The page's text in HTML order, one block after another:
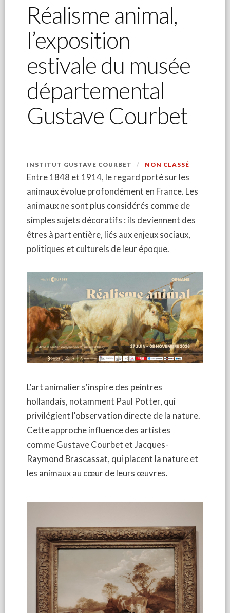
Réalisme animal,
l’exposition
estivale du musée
départemental
Gustave Courbet
INSTITUT GUSTAVE COURBET NON CLASSÉ
Entre 1848 et 1914, le regard porté sur les
animaux évolue profondément en France. Les
animaux ne sont plus considérés comme de
simples sujets décoratifs : ils deviennent des
êtres à part entière, liés aux enjeux sociaux,
politiques et culturels de leur époque.
L'art animalier s'inspire des peintres
hollandais, notamment Paul Potter, qui
privilégient l'observation directe de la nature.
Cette approche influence des artistes
comme Gustave Courbet et Jacques-
Raymond Brascassat, qui placent la nature et
les animaux au cœur de leurs œuvres.